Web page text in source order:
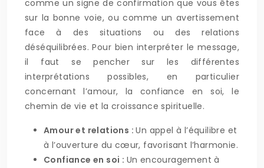
comme un signe de confirmation que vous êtes
sur la bonne voie, ou comme un avertissement
face à des situations ou des relations
déséquilibrées. Pour bien interpréter le message,
il faut se pencher sur les différentes
interprétations possibles, en particulier
concernant l’amour, la confiance en soi, le
chemin de vie et la croissance spirituelle.
Amour et relations :Un appel à l’équilibre et
à l’ouverture du cœur, favorisant l’harmonie.
Confiance en soi : Un encouragement à